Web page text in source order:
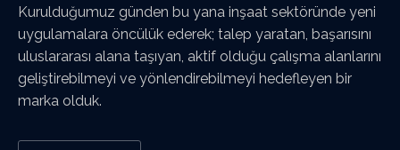
Kurulduğumuz günden bu yana inşaat sektöründe yeni
uygulamalara öncülük ederek; talep yaratan, başarısını
uluslararası alana taşıyan, aktif olduğu çalışma alanlarını
geliştirebilmeyi ve yönlendirebilmeyi hedefleyen bir
marka olduk.